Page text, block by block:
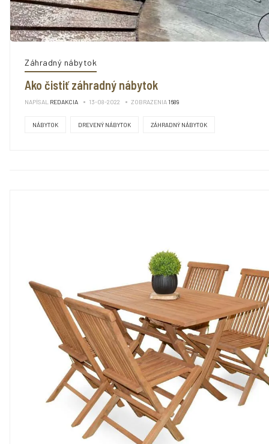
Záhradný nábytok
Ako čistiť záhradný nábytok
NAPÍSAL REDAKCIA 13-08-2022 ZOBRAZENIA 1689
NÁBYTOK DREVENÝ NÁBYTOK ZÁHRADNÝ NÁBYTOK